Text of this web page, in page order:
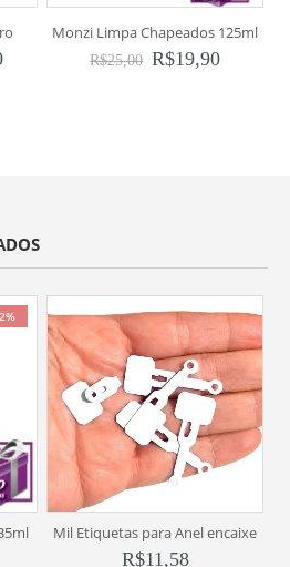
Monzi Limpa Chapeados 125ml
R$25,00 R$19,90
Mil Etiquetas para Anel encaixe
R$11,58